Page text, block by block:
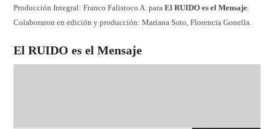
Producción Integral: Franco Falistoco A. paraEl RUIDO es el Mensaje.
Colaboraron en edición y producción: Mariana Soto, Florencia Gonella.
El RUIDO es el Mensaje